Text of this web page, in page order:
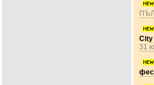
City
31